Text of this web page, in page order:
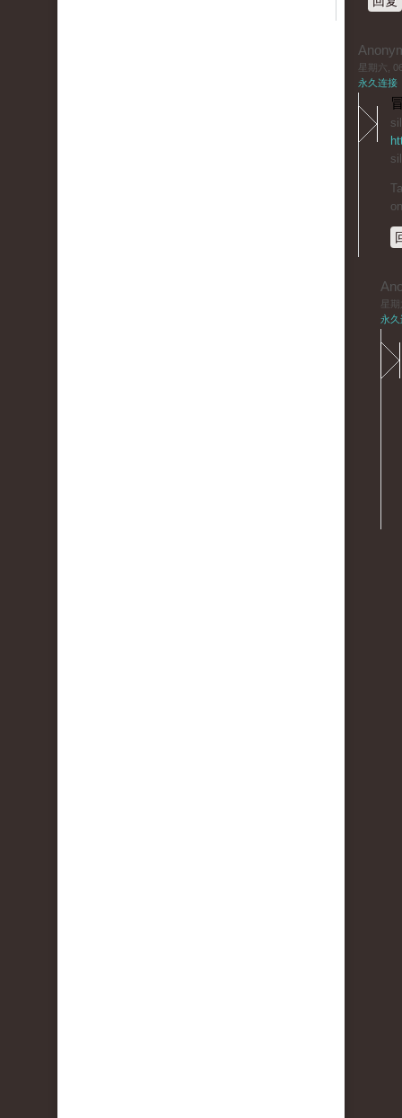
星期六,
永久连接
星
永久